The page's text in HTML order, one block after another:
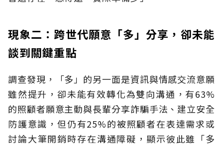
現象二：跨世代願意「多」分享，卻未能
談到關鍵重點
調查發現，「多」的另一面是資訊與情感交流意願
雖然提升，卻未能有效轉化為雙向溝通，有63%
的照顧者願意主動與長輩分享詐騙手法、建立安全
防護意識，但仍有25%的被照顧者在表達需求或
討論大筆開銷時存在溝通障礙，顯示彼此雖「多